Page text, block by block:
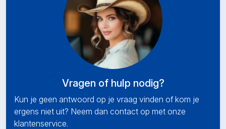
Vragen of hulp nodig?
Kun je geen antwoord op je vraag vinden of kom je
ergens niet uit? Neem dan contact op met onze
klantenservice.